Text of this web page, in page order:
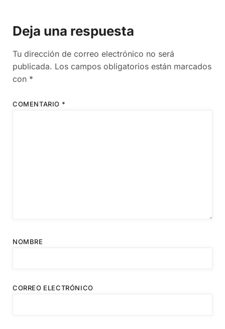
Deja una respuesta
Tu dirección de correo electrónico no será
publicada. Los campos obligatorios están marcados
con *
COMENTARIO *
NOMBRE
CORREO ELECTRÓNICO